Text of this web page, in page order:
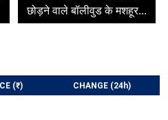
छोड़ने वाले बॉलीवुड के मशहूर...